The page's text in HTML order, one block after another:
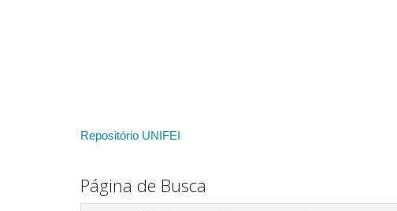
Repositório UNIFEI
Página de Busca